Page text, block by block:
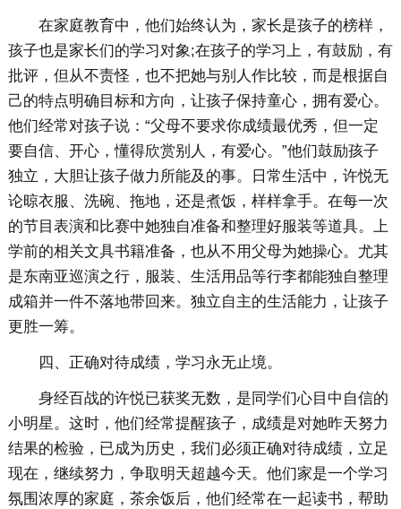
在家庭教育中，他们始终认为，家长是孩子的榜样，
孩子也是家长们的学习对象;在孩子的学习上，有鼓励，有
批评，但从不责怪，也不把她与别人作比较，而是根据自
己的特点明确目标和方向，让孩子保持童心，拥有爱心。
他们经常对孩子说：“父母不要求你成绩最优秀，但一定
要自信、开心，懂得欣赏别人，有爱心。”他们鼓励孩子
独立，大胆让孩子做力所能及的事。日常生活中，许悦无
论晾衣服、洗碗、拖地，还是煮饭，样样拿手。在每一次
的节目表演和比赛中她独自准备和整理好服装等道具。上
学前的相关文具书籍准备，也从不用父母为她操心。尤其
是东南亚巡演之行，服装、生活用品等行李都能独自整理
成箱并一件不落地带回来。独立自主的生活能力，让孩子
更胜一筹。
四、正确对待成绩，学习永无止境。
身经百战的许悦已获奖无数，是同学们心目中自信的
小明星。这时，他们经常提醒孩子，成绩是对她昨天努力
结果的检验，已成为历史，我们必须正确对待成绩，立足
现在，继续努力，争取明天超越今天。他们家是一个学习
氛围浓厚的家庭，茶余饭后，他们经常在一起读书，帮助